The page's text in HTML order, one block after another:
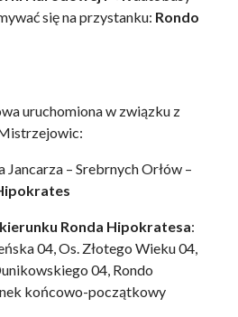
się na przystanku: Rondo
uruchomiona w związku z
Jancarza – Srebrnych Orłów –
Ronda Hipokratesa:
04, Os. Złotego Wieku 04,
04, Rondo
końcowo-początkowy